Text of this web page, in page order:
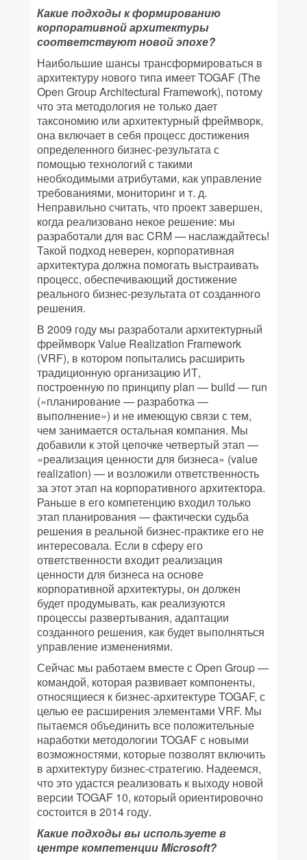
Какие подходы к формированию
корпоративной архитектуры
соответствуют новой эпохе?
Наибольшие шансы трансформироваться в
архитектуру нового типа имеет TOGAF (The
Open Group Architectural Framework), потому
что эта методология не только дает
таксономию или архитектурный фреймворк,
она включает в себя процесс достижения
определенного бизнес-результата с
помощью технологий с такими
необходимыми атрибутами, как управление
требованиями, мониторинг и т. д.
Неправильно считать, что проект завершен,
когда реализовано некое решение: мы
разработали для вас CRM — наслаждайтесь!
Такой подход неверен, корпоративная
архитектура должна помогать выстраивать
процесс, обеспечивающий достижение
реального бизнес-результата от созданного
решения.
В 2009 году мы разработали архитектурный
фреймворк Value Realization Framework
(VRF), в котором попытались расширить
традиционную организацию ИТ,
построенную по принципу plan — build — run
(«планирование — разработка —
выполнение») и не имеющую связи с тем,
чем занимается остальная компания. Мы
добавили к этой цепочке четвертый этап —
«реализация ценности для бизнеса» (value
realization) — и возложили ответственность
за этот этап на корпоративного архитектора.
Раньше в его компетенцию входил только
этап планирования — фактически судьба
решения в реальной бизнес-практике его не
интересовала. Если в сферу его
ответственности входит реализация
ценности для бизнеса на основе
корпоративной архитектуры, он должен
будет продумывать, как реализуются
процессы развертывания, адаптации
созданного решения, как будет выполняться
управление изменениями.
Сейчас мы работаем вместе с Open Group —
командой, которая развивает компоненты,
относящиеся к бизнес-архитектуре TOGAF, с
целью ее расширения элементами VRF. Мы
пытаемся объединить все положительные
наработки методологии TOGAF с новыми
возможностями, которые позволят включить
в архитектуру бизнес-стратегию. Надеемся,
что это удастся реализовать к выходу новой
версии TOGAF 10, который ориентировочно
состоится в 2014 году.
Какие подходы вы используете в
центре компетенции Microsoft?